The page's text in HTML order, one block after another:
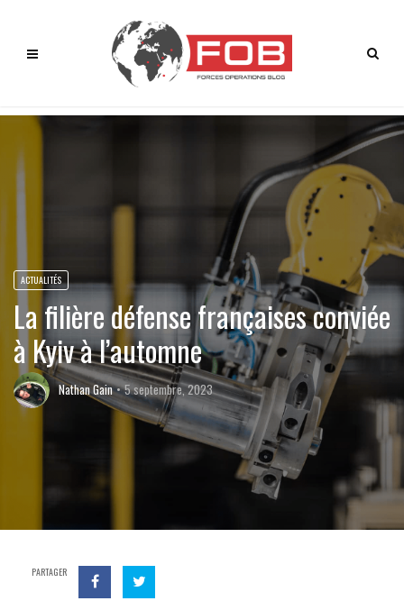
ACTUALITÉS
La filière défense françaises conviée
à Kyiv à l’automne
Nathan Gain 5 septembre, 2023
PARTAGER